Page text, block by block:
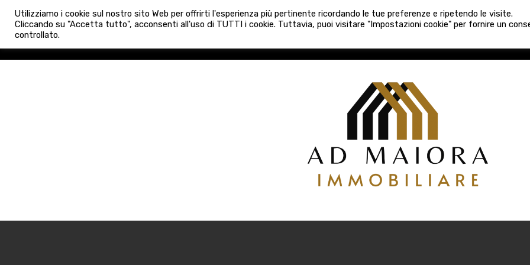
HOME AGENZIA NUOVE COSTRUZIONI VENDITA LOCAZIONI ATTIVITÀ
info@admaioraimmobiliare.it 080 3759025
Utilizziamo i cookie sul nostro sito Web per offrirti l'esperienza più pertinente ricordando le tue preferenze e ripetendo le visite.
Cliccando su "Accetta tutto", acconsenti all'uso di TUTTI i cookie. Tuttavia, puoi visitare "Impostazioni cookie" per fornire un
controllato.